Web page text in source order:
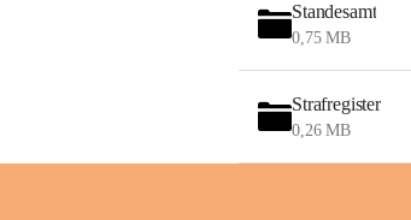
Standesamt
0,75 MB
Strafregister
0,26 MB